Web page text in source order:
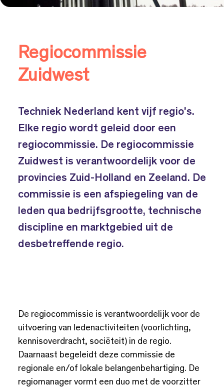
Regiocommissie
Zuidwest
Techniek Nederland kent vijf regio’s.
Elke regio wordt geleid door een
regiocommissie. De regiocommissie
Zuidwest is verantwoordelijk voor de
provincies Zuid-Holland en Zeeland. De
commissie is een afspiegeling van de
leden qua bedrijfsgrootte, technische
discipline en marktgebied uit de
desbetreffende regio.
De regiocommissie is verantwoordelijk voor de
uitvoering van ledenactiviteiten (voorlichting,
kennisoverdracht, sociëteit) in de regio.
Daarnaast begeleidt deze commissie de
regionale en/of lokale belangenbehartiging. De
regiomanager vormt een duo met de voorzitter